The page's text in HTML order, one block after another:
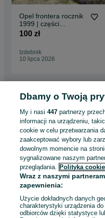
Opel frontera rocznik
1999 | części
karoserii i wnętrza |
100 zł
Izdebnik
10 lipca 2026
Strona główna Motoryzacja
Samochody na części - Małopolskie
KATEGORIA
ID:1072957269
Zadzwoń / SMS
Dbamy o Twoją
My i nasi447 partnerzy
informacji na urządzeniu,
cookie w celu przetwarzania
zaakceptować wybory lub
dowolnym momencie na
sygnalizowane naszym
przeglądania. Polityka
Wraz z naszymi
zapewnienia:
Użycie dokładnych danych
charakterystyki urządzenia
odbiorców dzięki statystyce